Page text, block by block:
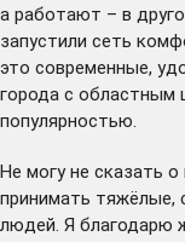
а работают – в
запустили сеть
это современные,
города с областным
популярностью.
Не могу не сказать
принимать тяжёлые,
людей. Я благодарю